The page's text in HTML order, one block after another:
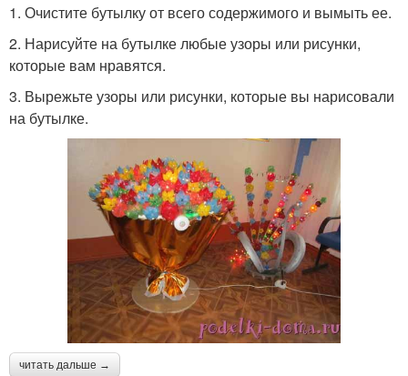
1. Очистите бутылку от всего содержимого и вымыть ее.
2. Нарисуйте на бутылке любые узоры или рисунки,
которые вам нравятся.
3. Вырежьте узоры или рисунки, которые вы нарисовали
на бутылке.
читать дальше →